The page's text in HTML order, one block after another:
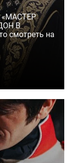
В
смотреть на